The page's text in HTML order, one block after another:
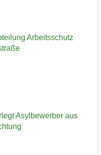
Ar­beits­schutz
Asyl­be­wer­ber aus